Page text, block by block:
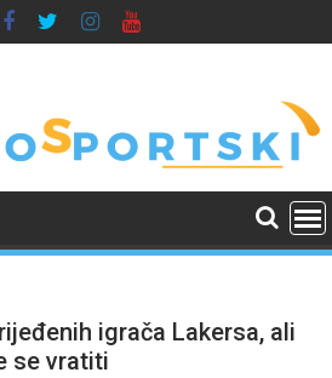
igrača Lakersa, ali
se vratiti